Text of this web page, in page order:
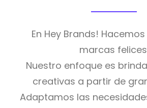
En Hey Brands!
marcas
Nuestro enfoque es
creativas a partir de
Adaptamos las